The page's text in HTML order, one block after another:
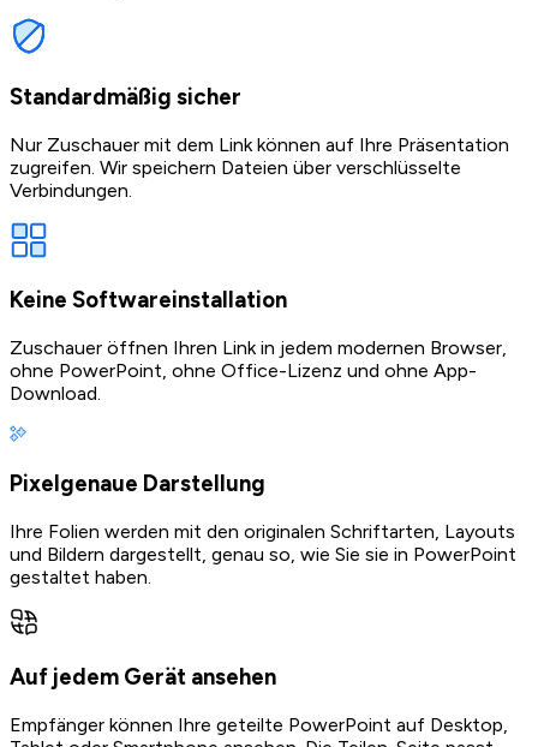
Standardmäßig sicher
Nur Zuschauer mit dem Link können auf Ihre Präsentation
zugreifen. Wir speichern Dateien über verschlüsselte
Verbindungen.
Keine Softwareinstallation
Zuschauer öffnen Ihren Link in jedem modernen Browser,
ohne PowerPoint, ohne Office-Lizenz und ohne App-
Download.
Pixelgenaue Darstellung
Ihre Folien werden mit den originalen Schriftarten, Layouts
und Bildern dargestellt, genau so, wie Sie sie in PowerPoint
gestaltet haben.
Auf jedem Gerät ansehen
Empfänger können Ihre geteilte PowerPoint auf Desktop,